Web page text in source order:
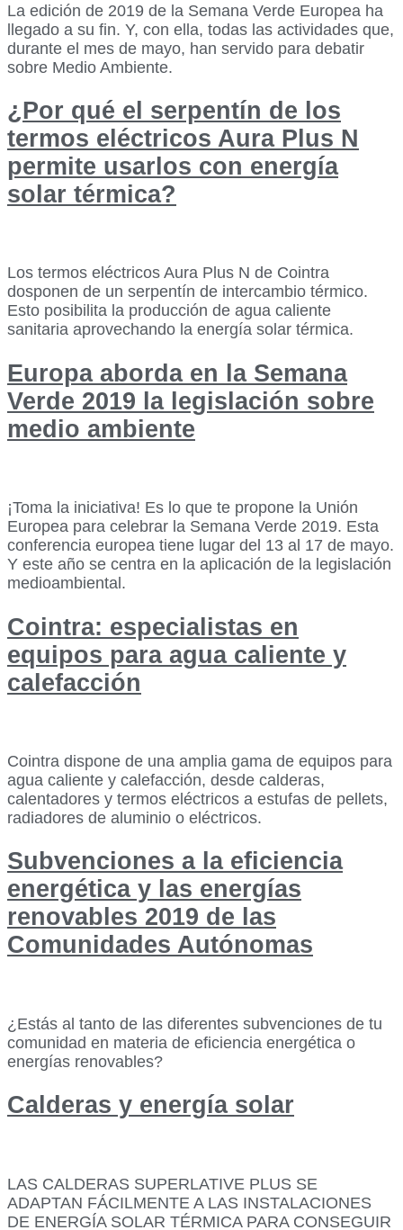
La edición de 2019 de la Semana Verde Europea ha
llegado a su fin. Y, con ella, todas las actividades que,
durante el mes de mayo, han servido para debatir
sobre Medio Ambiente.
¿Por qué el serpentín de los
termos eléctricos Aura Plus N
permite usarlos con energía
solar térmica?
Los termos eléctricos Aura Plus N de Cointra
dosponen de un serpentín de intercambio térmico.
Esto posibilita la producción de agua caliente
sanitaria aprovechando la energía solar térmica.
Europa aborda en la Semana
Verde 2019 la legislación sobre
medio ambiente
¡Toma la iniciativa! Es lo que te propone la Unión
Europea para celebrar la Semana Verde 2019. Esta
conferencia europea tiene lugar del 13 al 17 de mayo.
Y este año se centra en la aplicación de la legislación
medioambiental.
Cointra: especialistas en
equipos para agua caliente y
calefacción
Cointra dispone de una amplia gama de equipos para
agua caliente y calefacción, desde calderas,
calentadores y termos eléctricos a estufas de pellets,
radiadores de aluminio o eléctricos.
Subvenciones a la eficiencia
energética y las energías
renovables 2019 de las
Comunidades Autónomas
¿Estás al tanto de las diferentes subvenciones de tu
comunidad en materia de eficiencia energética o
energías renovables?
Calderas y energía solar
LAS CALDERAS SUPERLATIVE PLUS SE
ADAPTAN FÁCILMENTE A LAS INSTALACIONES
DE ENERGÍA SOLAR TÉRMICA PARA CONSEGUIR